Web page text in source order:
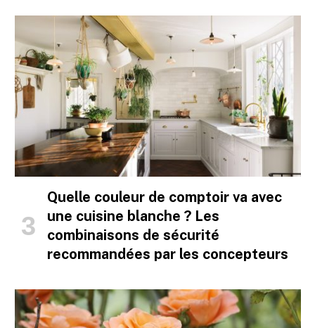
Quelle couleur de comptoir va avec
une cuisine blanche ? Les
combinaisons de sécurité
recommandées par les concepteurs